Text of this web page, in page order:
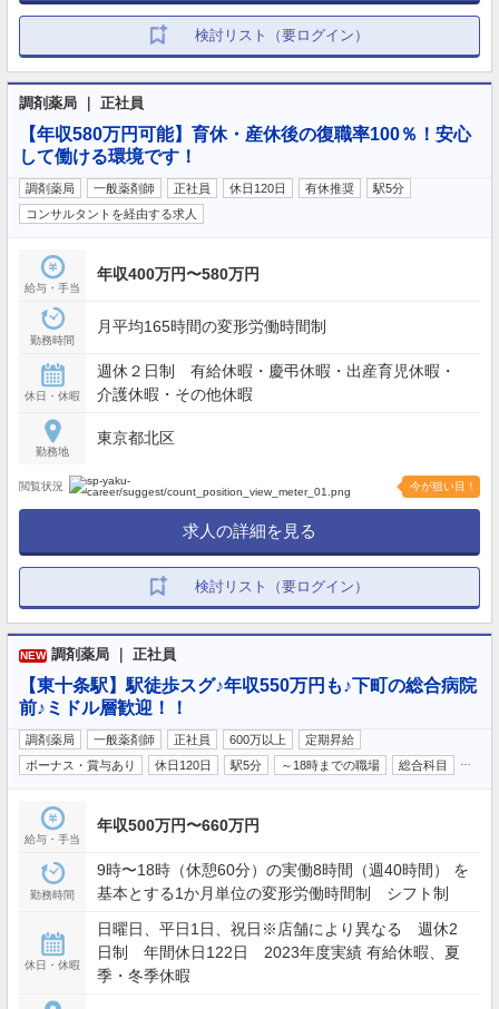
検討リスト（要ログイン）
調剤薬局 ｜ 正社員
【年収580万円可能】育休・産休後の復職率100％！安心
して働ける環境です！
調剤薬局 一般薬剤師 正社員 休日120日 有休推奨
駅5分
コンサルタントを経由する求人
給与・手当
年収400万円〜580万円
勤務時間
月平均165時間の変形労働時間制
休日・休暇
週休２日制 有給休暇・慶弔休暇・出産育児休暇・
介護休暇・その他休暇
勤務地
東京都北区
閲覧状況 今が狙い目！
求人の詳細を見る
検討リスト（要ログイン）
NEW 調剤薬局 ｜ 正社員
【東十条駅】駅徒歩スグ♪年収550万円も♪下町の総合病院
前♪ミドル層歓迎！！
調剤薬局 一般薬剤師 正社員 600万以上
定期昇給
ボーナス・賞与あり
休日120日 駅5分 ～18時までの職場 総合科目
給与・手当
年収500万円〜660万円
勤務時間
9時〜18時（休憩60分）の実働8時間（週40時間） を
基本とする1か月単位の変形労働時間制 シフト制
休日・休暇
日曜日、平日1日、祝日※店舗により異なる 週休2
日制 年間休日122日 2023年度実績 有給休暇、夏
季・冬季休暇